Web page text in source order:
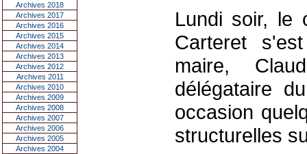
Archives 2018
Archives 2017
Archives 2016
Archives 2015
Archives 2014
Archives 2013
Archives 2012
Archives 2011
Archives 2010
Archives 2009
Archives 2008
Archives 2007
Archives 2006
Archives 2005
Archives 2004
Lundi soir, le
Carteret
maire,
délégataire
occasion
structurelles